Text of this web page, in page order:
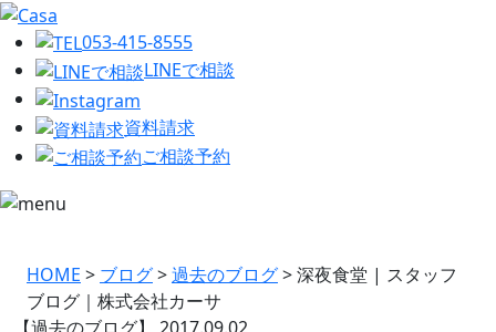
053-415-8555
LINEで相談
資料請求
ご相談予約
HOME > ブログ>過去のブログ>深夜食堂 | スタッフ
ブログ｜株式会社カーサ